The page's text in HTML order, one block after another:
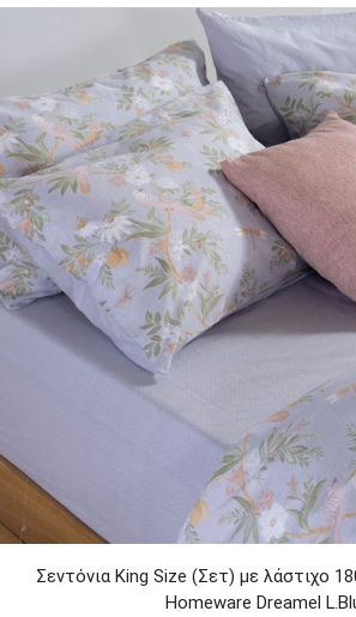
Σεντόνια King Size (Σετ) με λάστιχο
Homeware Dreamel